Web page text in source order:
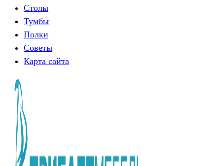
Столы
Тумбы
Полки
Советы
Карта сайта